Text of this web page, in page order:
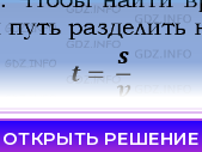
ОТКРЫТЬ РЕШЕНИЕ